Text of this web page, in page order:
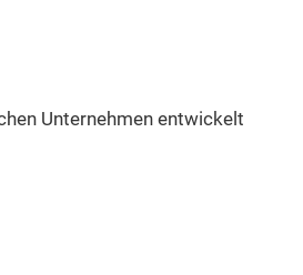
Unternehmen entwickelt